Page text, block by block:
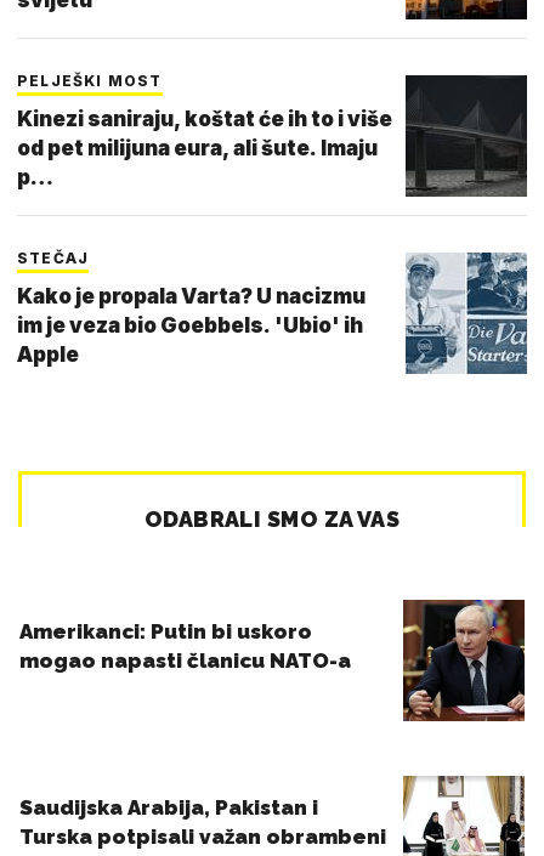
PELJEŠKI MOST
Kinezi saniraju, koštat će ih to i više
od pet milijuna eura, ali šute. Imaju
p…
STEČAJ
Kako je propala Varta? U nacizmu
im je veza bio Goebbels. 'Ubio' ih
Apple